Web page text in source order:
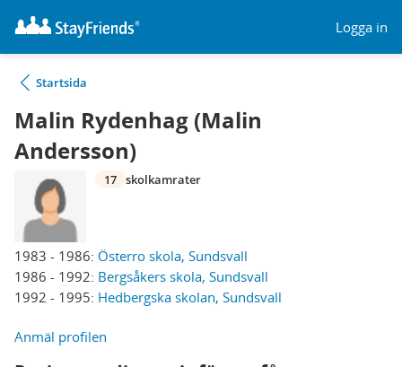
Logga in
Startsida
Malin Rydenhag (Malin
Andersson)
1983 - 1986: Österro skola, Sundsvall
1986 - 1992: Bergsåkers skola, Sundsvall
1992 - 1995: Hedbergska skolan, Sundsvall
17 skolkamrater
Anmäl profilen